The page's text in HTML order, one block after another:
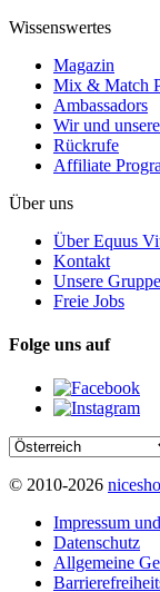
Wissenswertes
Magazin
Mix & Match
Ambassadors
Wir und
Rückrufe
Affiliate
Über uns
Über Equus
Kontakt
Unsere Gruppe
Freie Jobs
Folge uns auf
© 2010-2026
Impressum
Datenschutz
Allgemeine